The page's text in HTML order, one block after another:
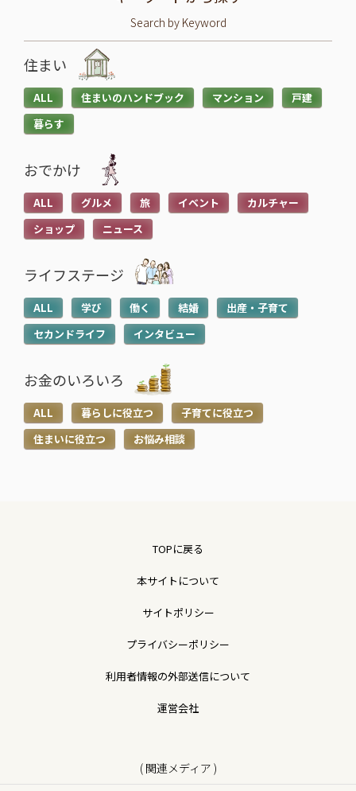
Search by Keyword
住まい
ALL 住まいのハンドブック マンション
戸建
暮らす
おでかけ
ALL グルメ 旅 イベント
カルチャー
ショップ
ニュース
ライフステージ
ALL 学び 働く 結婚
出産・子育て
セカンドライフ
インタビュー
お金のいろいろ
ALL 暮らしに役立つ
子育てに役立つ
住まいに役立つ
お悩み相談
TOPに戻る
本サイトについて
サイトポリシー
プライバシーポリシー
利用者情報の外部送信について
運営会社
( 関連メディア )